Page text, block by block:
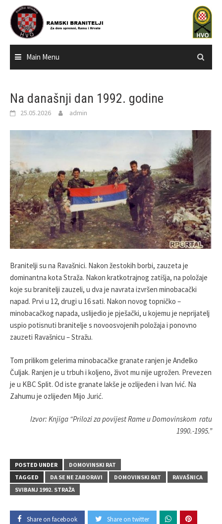
content
Main Menu
Na današnji dan 1992. godine
25.05.2026 admin
Branitelji su na Ravašnici. Nakon žestokih borbi, zauzeta je
dominantna kota Straža. Nakon kratkotrajnog zatišja, na položaje
koje su branitelji zauzeli, u dva je navrata izvršen minobacački
napad. Prvi u 12, drugi u 16 sati. Nakon novog topničko –
minobacačkog napada, uslijedio je pješački, u kojemu je neprijatelj
uspio potisnuti branitelje s novoosvojenih položaja i ponovno
zauzeti Ravašnicu – Stražu.
Tom prilikom gelerima minobacačke granate ranjen je Anđelko
Čuljak. Ranjen je u trbuh i koljeno, život mu nije ugrožen. Prevezen
je u KBC Split. Od iste granate lakše je ozlijeđen i Ivan Ivić. Na
Zahumu je ozlijeđen Mijo Jurić.
Izvor: Knjiga “Prilozi za povijest Rame u Domovinskom ratu
1990.-1995.”
POSTED UNDER
DOMOVINSKI RAT
TAGGED
DA SE NE ZABORAVI DOMOVINSKI RAT
RAVAŠNICA
SVIBANJ 1992. STRAŽA
Share on facebook Share on twitter